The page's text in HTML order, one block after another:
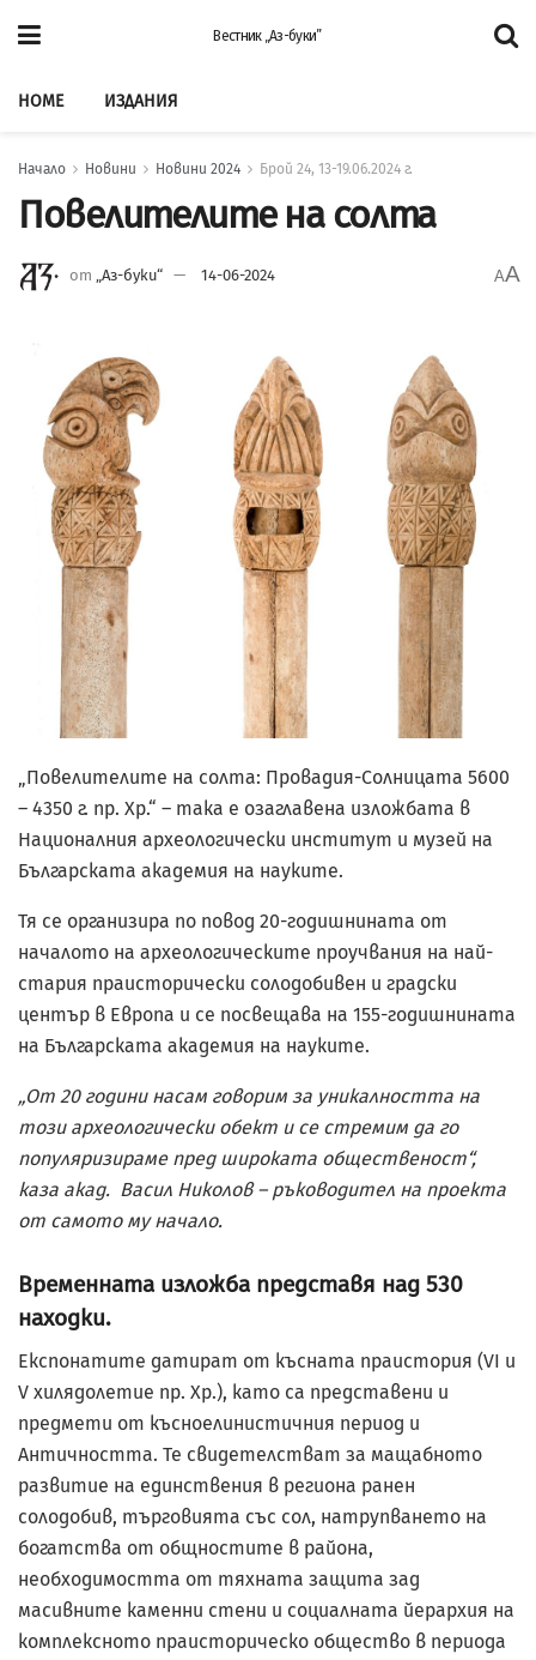
Вестник „Аз-буки”
HOME ИЗДАНИЯ
Начало Новини Новини 2024 Брой 24, 13-19.06.2024 г.
Повелителите на солта
от „Аз-буки“ 14-06-2024 AA
„Повелителите на солта: Провадия-Солницата 5600
– 4350 г. пр. Хр.“ – така е озаглавена изложбата в
Националния археологически институт и музей на
Българската академия на науките.
Тя се организира по повод 20-годишнината от
началото на археологическите проучвания на най-
стария праисторически солодобивен и градски
център в Европа и се посвещава на 155-годишнината
на Българската академия на науките.
„От 20 години насам говорим за уникалността на
този археологически обект и се стремим да го
популяризираме пред широката общественост“,
каза акад. Васил Николов – ръководител на проекта
от самото му начало.
Временната изложба представя над 530
находки.
Експонатите датират от късната праистория (VІ и
V хилядолетие пр. Хр.), като са представени и
предмети от късноелинистичния период и
Античността. Те свидетелстват за мащабното
развитие на единствения в региона ранен
солодобив, търговията със сол, натрупването на
богатства от общностите в района,
необходимостта от тяхната защита зад
масивните каменни стени и социалната йерархия на
комплексното праисторическо общество в периода